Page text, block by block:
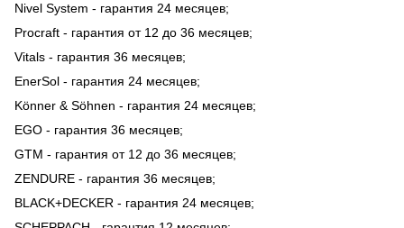
Nivel System - гарантия 24 месяцев;
Procraft - гарантия от 12 до 36 месяцев;
Vitals - гарантия 36 месяцев;
EnerSol - гарантия 24 месяцев;
Könner & Söhnen - гарантия 24 месяцев;
EGO - гарантия 36 месяцев;
GTM - гарантия от 12 до 36 месяцев;
ZENDURE - гарантия 36 месяцев;
BLACK+DECKER - гарантия 24 месяцев;